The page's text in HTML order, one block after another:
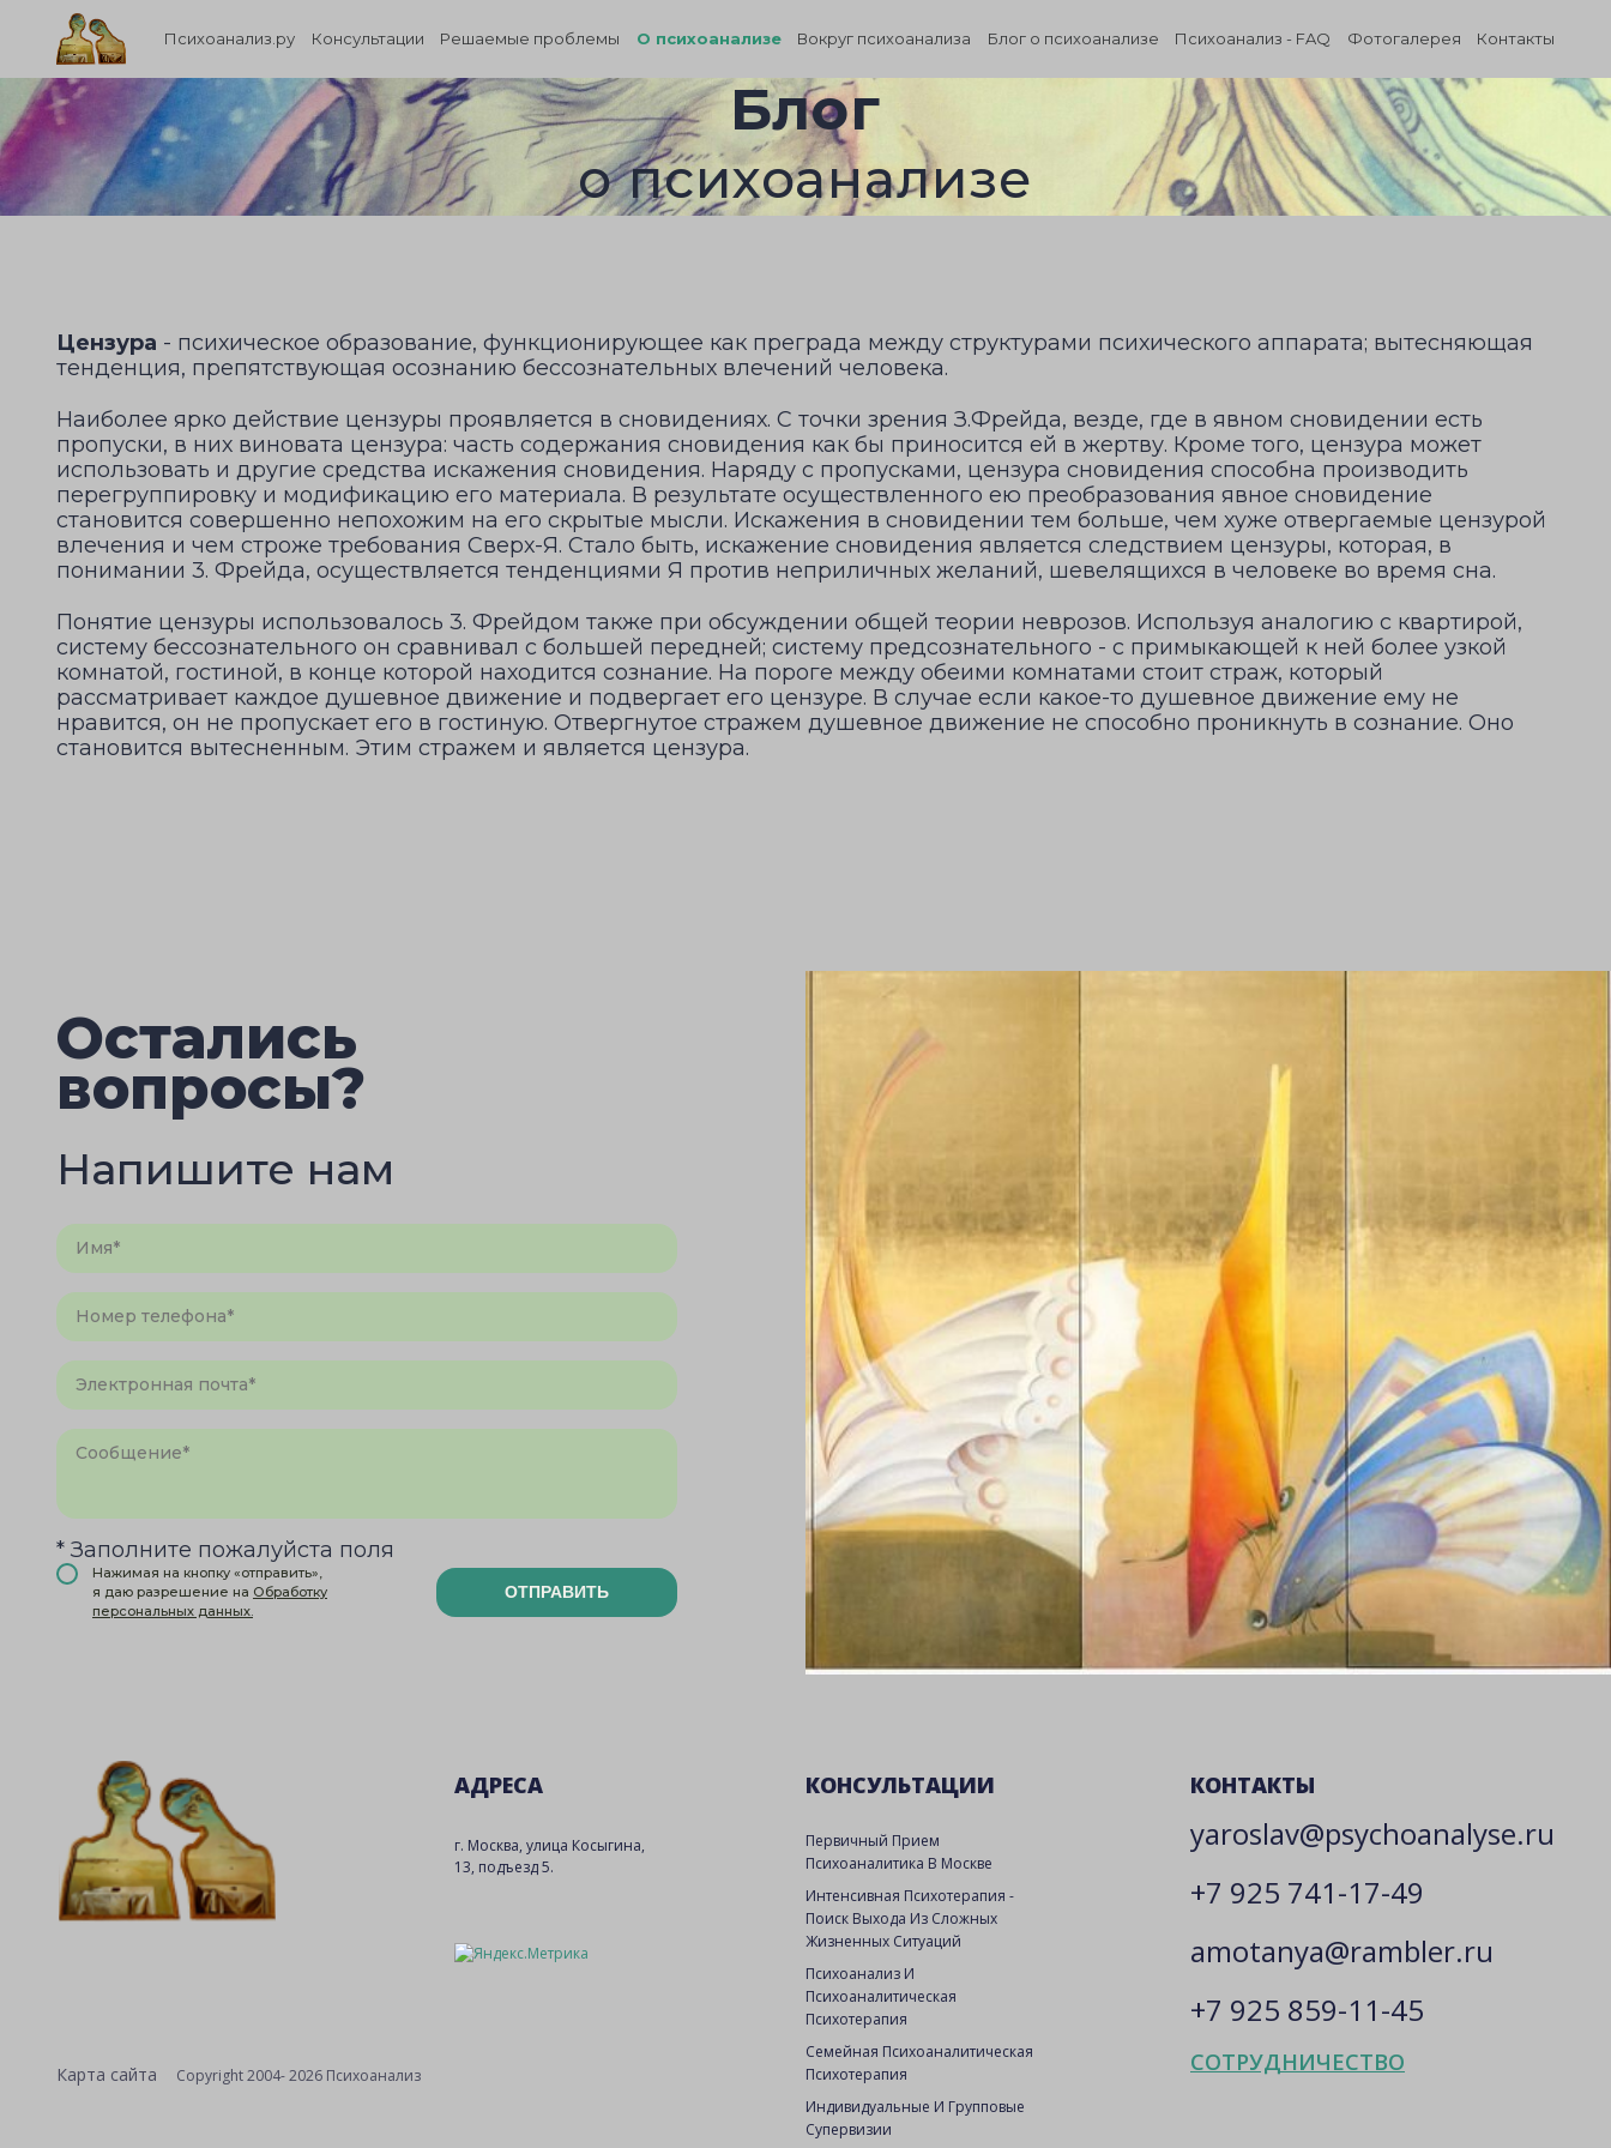
Психоанализ.ру Консультации Решаемые проблемы О психоанализе Вокруг психоанализа Блог о психоанализе Психоанализ - FAQ Фотогалерея Контакты
Блог
о психоанализе
Цензура - психическое образование, функционирующее как преграда между структурами психического аппарата; вытесняющая
тенденция, препятствующая осознанию бессознательных влечений человека.
Наиболее ярко действие цензуры проявляется в сновидениях. С точки зрения З.Фрейда, везде, где в явном сновидении есть
пропуски, в них виновата цензура: часть содержания сновидения как бы приносится ей в жертву. Кроме того, цензура может
использовать и другие средства искажения сновидения. Наряду с пропусками, цензура сновидения способна производить
перегруппировку и модификацию его материала. В результате осуществленного ею преобразования явное сновидение
становится совершенно непохожим на его скрытые мысли. Искажения в сновидении тем больше, чем хуже отвергаемые цензурой
влечения и чем строже требования Сверх-Я. Стало быть, искажение сновидения является следствием цензуры, которая, в
понимании 3. Фрейда, осуществляется тенденциями Я против неприличных желаний, шевелящихся в человеке во время сна.
Понятие цензуры использовалось 3. Фрейдом также при обсуждении общей теории неврозов. Используя аналогию с квартирой,
систему бессознательного он сравнивал с большей передней; систему предсознательного - с примыкающей к ней более узкой
комнатой, гостиной, в конце которой находится сознание. На пороге между обеими комнатами стоит страж, который
рассматривает каждое душевное движение и подвергает его цензуре. В случае если какое-то душевное движение ему не
нравится, он не пропускает его в гостиную. Отвергнутое стражем душевное движение не способно проникнуть в сознание. Оно
становится вытесненным. Этим стражем и является цензура.
Остались
вопросы?
Напишите нам
* Заполните пожалуйста поля
Нажимая на кнопку «отправить»,
я даю разрешение на Обработку
персональных данных.
ОТПРАВИТЬ
Карта сайта Copyright 2004- 2026 Психоанализ
АДРЕСА
г. Москва, улица Косыгина,
13, подъезд 5.
КОНСУЛЬТАЦИИ
Первичный Прием
Психоаналитика В Москве
Интенсивная Психотерапия -
Поиск Выхода Из Сложных
Жизненных Ситуаций
Психоанализ И
Психоаналитическая
Психотерапия
Семейная Психоаналитическая
Психотерапия
Индивидуальные И Групповые
Супервизии
КОНТАКТЫ
yaroslav@psychoanalyse.ru
+7 925 741-17-49
amotanya@rambler.ru
+7 925 859-11-45
СОТРУДНИЧЕСТВО